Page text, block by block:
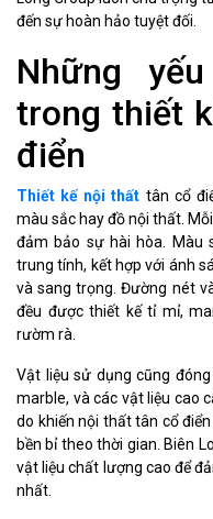
đến sự hoàn hảo tuyệt đối.
Những
trong thiết
điển
Thiết kế nội thất tân cổ
màu sắc hay đồ nội thất.
đảm bảo sự hài hòa. Màu
trung tính, kết hợp với ánh
và sang trọng. Đường nét
đều được thiết kế tỉ mỉ,
rườm rà.
Vật liệu sử dụng cũng
marble, và các vật liệu cao
do khiến nội thất tân cổ
bền bỉ theo thời gian. Biên
vật liệu chất lượng cao để
nhất.